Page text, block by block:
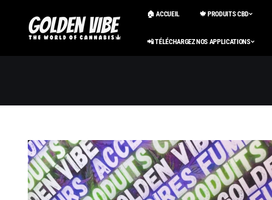
contenu
🏠 ACCUEIL 🍁 PRODUITS CBD
📲 TÉLÉCHARGEZ NOS APPLICATIONS